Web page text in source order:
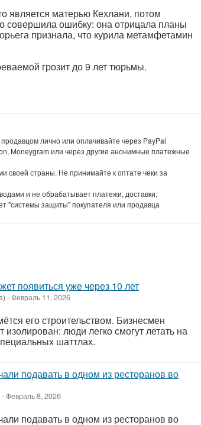
является матерью Кехлани, потом
совершила ошибку: она отрицала планы
признала, что курила метамфетамин
грозит до 9 лет тюрьмы.
лично или оплачивайте через PayPal
Moneygram или через другие анонимные платежные
своей страны. Не принимайте к оптате чеки за
и не обрабатывает платежи, доставки,
"системы защиты" покупателя или продавца
появиться уже через 10 лет
-Февраль 11, 2026
его строительством. Бизнесмен
изолирован: люди легко смогут летать на
шаттлах.
подавать в одном из ресторанов во
-Февраль 8, 2026
подавать в одном из ресторанов во